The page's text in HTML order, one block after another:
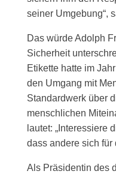
seiner Umgebung“,
Das würde Adolph
Sicherheit
Etikette hatte im
den Umgang mit
Standardwerk über
menschlichen
lautet: „Interessiere
dass andere sich für
Als Präsidentin des